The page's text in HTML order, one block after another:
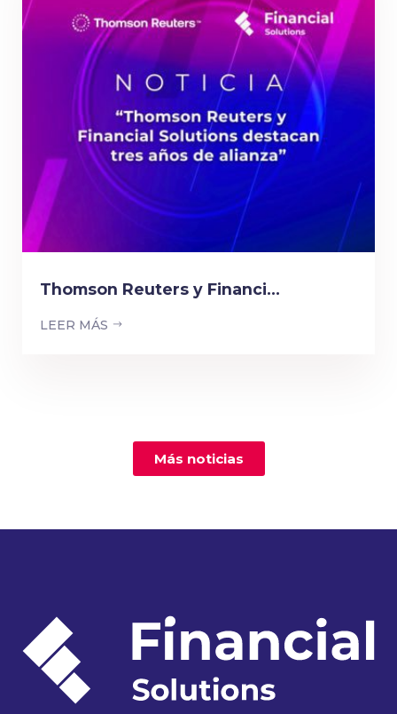
Thomson Reuters y Financi...
LEER MÁS
Más noticias